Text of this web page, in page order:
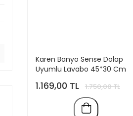
Karen Banyo Sense Dolap
Uyumlu Lavabo 45*30 Cm
1.169,00 TL 1.750,00 TL